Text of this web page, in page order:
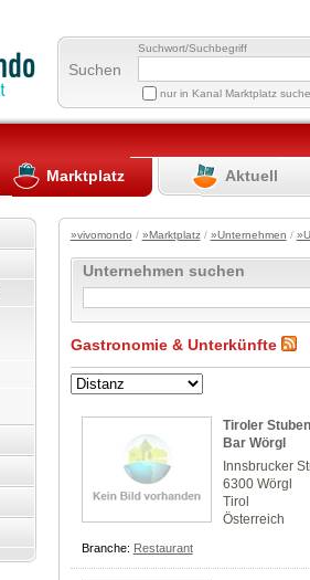
Suchen
Suchwort/Suchbegriff
nur in Kanal Marktplatz
Marktplatz Aktuell
»vivomondo / »Marktplatz/ »Unternehmen /
Unternehmen suchen
Gastronomie & Unterkünfte
Tiroler
Bar Wörgl
Innsbrucker
6300 Wörgl
Tirol
Österreich
Branche: Restaurant